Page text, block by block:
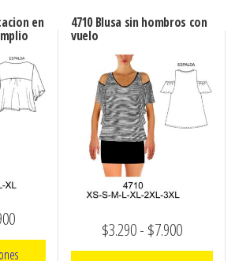
en
Rango
de
4710 Blusa sin hombros con
vuelo
$3.290- $7.900Rango
de